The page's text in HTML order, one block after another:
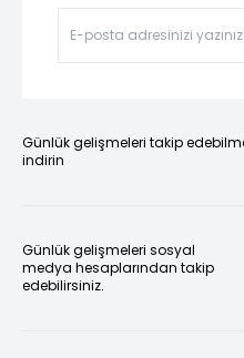
Günlük gelişmeleri takip
indirin
Günlük gelişmeleri sosyal
medya hesaplarından takip
edebilirsiniz.